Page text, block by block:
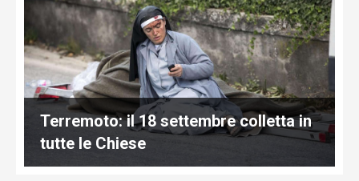
Terremoto: il 18 settembre colletta in
tutte le Chiese